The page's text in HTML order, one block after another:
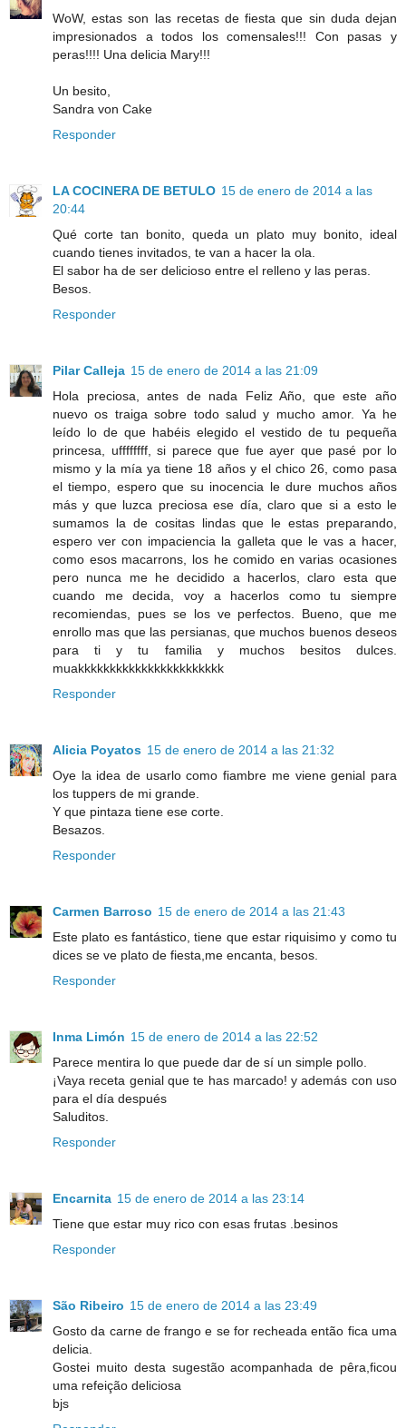
WoW, estas son las recetas de fiesta que sin duda dejan
impresionados a todos los comensales!!! Con pasas y
peras!!!! Una delicia Mary!!!
Un besito,
Sandra von Cake
Responder
LA COCINERA DE BETULO 15 de enero de 2014 a las
20:44
Qué corte tan bonito, queda un plato muy bonito, ideal
cuando tienes invitados, te van a hacer la ola.
El sabor ha de ser delicioso entre el relleno y las peras.
Besos.
Responder
Pilar Calleja 15 de enero de 2014 a las 21:09
Hola preciosa, antes de nada Feliz Año, que este año
nuevo os traiga sobre todo salud y mucho amor. Ya he
leído lo de que habéis elegido el vestido de tu pequeña
princesa, uffffffff, si parece que fue ayer que pasé por lo
mismo y la mía ya tiene 18 años y el chico 26, como pasa
el tiempo, espero que su inocencia le dure muchos años
más y que luzca preciosa ese día, claro que si a esto le
sumamos la de cositas lindas que le estas preparando,
espero ver con impaciencia la galleta que le vas a hacer,
como esos macarrons, los he comido en varias ocasiones
pero nunca me he decidido a hacerlos, claro esta que
cuando me decida, voy a hacerlos como tu siempre
recomiendas, pues se los ve perfectos. Bueno, que me
enrollo mas que las persianas, que muchos buenos deseos
para ti y tu familia y muchos besitos dulces.
muakkkkkkkkkkkkkkkkkkkkkkk
Responder
Alicia Poyatos 15 de enero de 2014 a las 21:32
Oye la idea de usarlo como fiambre me viene genial para
los tuppers de mi grande.
Y que pintaza tiene ese corte.
Besazos.
Responder
Carmen Barroso 15 de enero de 2014 a las 21:43
Este plato es fantástico, tiene que estar riquisimo y como tu
dices se ve plato de fiesta,me encanta, besos.
Responder
Inma Limón 15 de enero de 2014 a las 22:52
Parece mentira lo que puede dar de sí un simple pollo.
¡Vaya receta genial que te has marcado! y además con uso
para el día después
Saluditos.
Responder
Encarnita 15 de enero de 2014 a las 23:14
Tiene que estar muy rico con esas frutas .besinos
Responder
São Ribeiro 15 de enero de 2014 a las 23:49
Gosto da carne de frango e se for recheada então fica uma
delicia.
Gostei muito desta sugestão acompanhada de pêra,ficou
uma refeição deliciosa
bjs